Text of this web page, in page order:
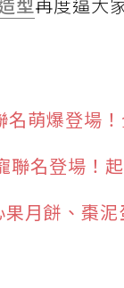
萌爆登場
聯名登場！
月餅、棗